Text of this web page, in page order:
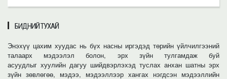
БИДНИЙ ТУХАЙ
Энэхүү цахим хуудас нь бүх насны иргэдэд төрийн үйлчилгээний
талаарх мэдээлэл болон, эрх зүйн тулгамдаж буй
асуудлыг хуулийн дагуу шийдвэрлэхэд туслах анхан шатны эрх
зүйн зөвлөгөө, мэдээ, мэдээллээр хангах нэгдсэн мэдээллийн